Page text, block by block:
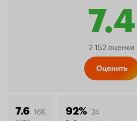
7.4
2 152 оценки
Оценить
7.6 16K 92% 24